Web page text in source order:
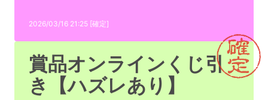
2026/03/16 21:25 [確定]
賞品オンラインくじ引
き【ハズレあり】